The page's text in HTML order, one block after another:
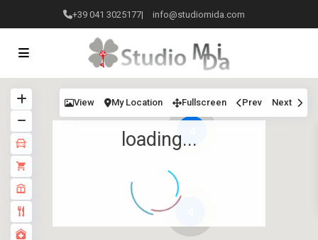
+39 041 3025177| info@studiomida.com
loading...
View My Location Fullscreen Prev Next